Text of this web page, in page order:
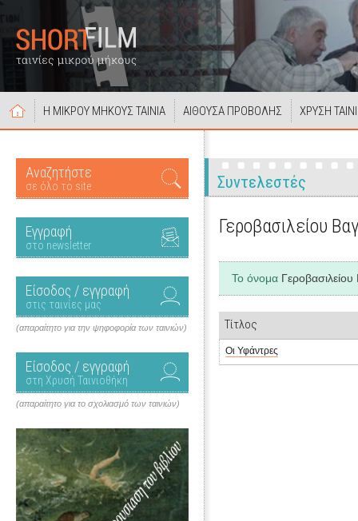
Η ΜΙΚΡΟΥ ΜΗΚΟΥΣ ΤΑΙΝΙΑ ΑΙΘΟΥΣΑ ΠΡΟΒΟΛΗΣ ΧΡΥΣΗ
Αναζητήστε
σε όλο το site
Εγγραφή
στο newsletter
Είσοδος / εγγραφή
στις ταινίες μας
(απαραίτητο για την ψηφοφορία των ταινιών)
Είσοδος / εγγραφή
στη Χρυσή Ταινιοθήκη
(απαραίτητο για το σχολιασμό των ταινιών)
Συντελεστές
Γεροβασιλείου
Το όνομα
Τίτλος
Οι Υφάντρες